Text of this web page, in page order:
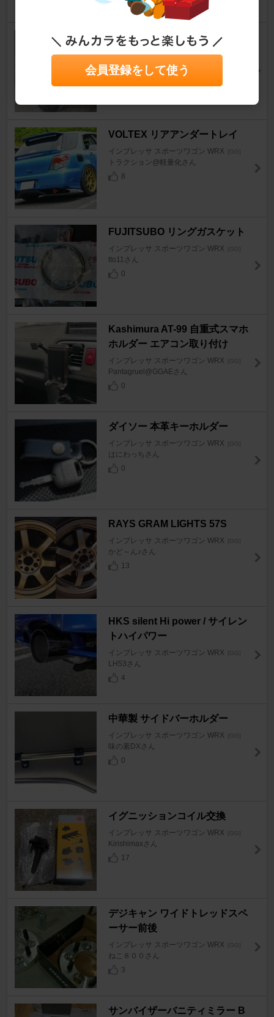
BRIDGESTONE REGNO GR-X
インプレッサ スポーツワゴン WRX
VOLTEX リアアンダートレイ
インプレッサ スポーツワゴン WRX [GG]
トラクション@軽量化さん
8
FUJITSUBO リングガスケット
インプレッサ スポーツワゴン WRX [GG]
tto11さん
0
Kashimura AT-99 自重式スマホ
ホルダー エアコン取り付け
インプレッサ スポーツワゴン WRX [GG]
Pantagruel@GGAEさん
0
ダイソー 本革キーホルダー
インプレッサ スポーツワゴン WRX [GG]
はにわっちさん
0
RAYS GRAM LIGHTS 57S
インプレッサ スポーツワゴン WRX [GG]
かど～ん♪さん
13
HKS silent Hi power / サイレン
トハイパワー
インプレッサ スポーツワゴン WRX [GG]
LH53さん
4
中華製 サイドバーホルダー
インプレッサ スポーツワゴン WRX [GG]
味の素DXさん
0
イグニッションコイル交換
インプレッサ スポーツワゴン WRX [GG]
Kirishimaxさん
17
デジキャン ワイドトレッドスペ
ーサー前後
インプレッサ スポーツワゴン WRX [GG]
ねこ８００さん
3
サンバイザーバニティミラー B
会員登録をして使う